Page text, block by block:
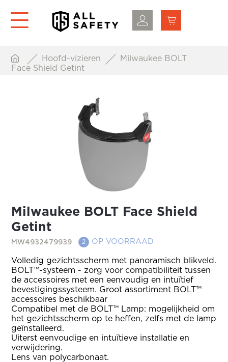
Hoofd-vizieren
Milwaukee BOLT
Face Shield Getint
Milwaukee BOLT Face Shield
Getint
MW4932479939 2 OP VOORRAAD
Volledig gezichtsscherm met panoramisch blikveld.
BOLT™-systeem - zorg voor compatibiliteit tussen
de accessoires met een eenvoudig en intuïtief
bevestigingssysteem. Groot assortiment BOLT™
accessoires beschikbaar
Compatibel met de BOLT™ Lamp: mogelijkheid om
het gezichtsscherm op te heffen, zelfs met de lamp
geïnstalleerd.
Uiterst eenvoudige en intuïtieve installatie en
verwijdering.
Lens van polycarbonaat.